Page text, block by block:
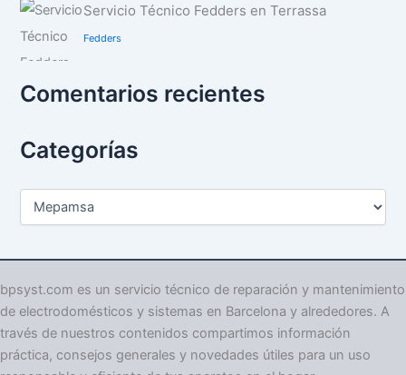
Servicio Técnico Fedders en Terrassa
Fedders
Comentarios recientes
Categorías
C
o
r
a
s
bpsyst.com es un servicio técnico de reparación y mantenimiento
de electrodomésticos y sistemas en Barcelona y alrededores. A
través de nuestros contenidos compartimos información
práctica, consejos generales y novedades útiles para un uso